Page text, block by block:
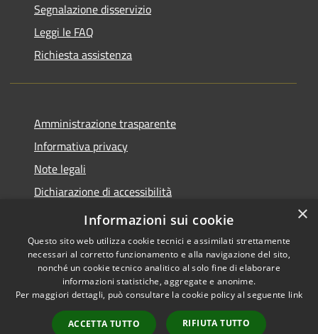
Segnalazione disservizio
Leggi le FAQ
Richiesta assistenza
Amministrazione trasparente
Informativa privacy
Note legali
Dichiarazione di accessibilità
Piano di miglioramento del sito
Accessibilità
Copyright © 2026 • Comune di
Dalmine • Powered by
Municipium•
Accesso
×
Informazioni sui cookie
Questo sito web utilizza cookie tecnici e assimilati strettamente
necessari al corretto funzionamento e alla navigazione del sito,
nonché un cookie tecnico analitico al solo fine di elaborare
informazioni statistiche, aggregate e anonime.
Per maggiori dettagli, può consultare la cookie policy al seguente link
ACCETTA TUTTO RIFIUTA TUTTO